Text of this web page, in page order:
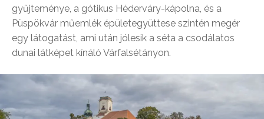
gyűjteménye, a gótikus Héderváry-kápolna, és a
Püspökvár műemlék épületegyüttese szintén megér
egy látogatást, ami után jólesik a séta a csodálatos
dunai látképet kínáló Várfalsétányon.